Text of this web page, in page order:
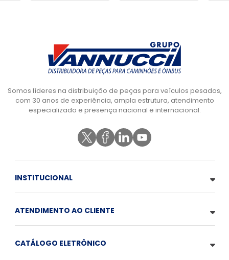
Somos líderes na distribuição de peças para veículos pesados,
com 30 anos de experiência, ampla estrutura, atendimento
especializado e presença nacional e internacional.
INSTITUCIONAL
ATENDIMENTO AO CLIENTE
CATÁLOGO ELETRÔNICO